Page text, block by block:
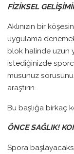
FİZİKSEL
Aklınızın bir
uygulama
blok halinde uzun
istediğinizde
musunuz sorusunu
araştırın.
Bu başlığa birkaç
ÖNCE SAĞLIK!
Spora